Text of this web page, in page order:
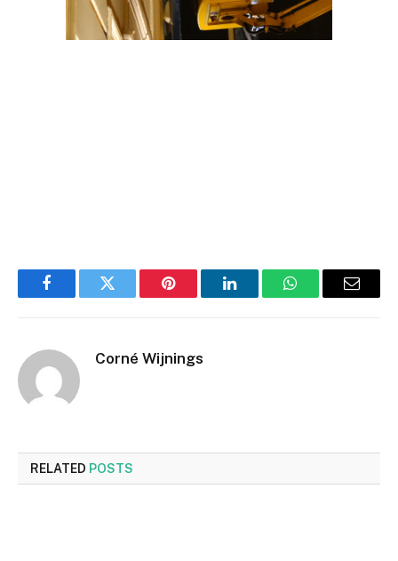
FacebookTwitter Pinterest LinkedInWhatsAppEmail
Corné Wijnings
RELATED POSTS